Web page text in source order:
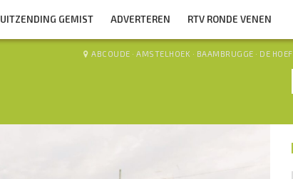
UITZENDING GEMIST ADVERTEREN RTV RONDE VENEN
ABCOUDE · AMSTELHOEK · BAAMBRUGGE · DE HOEF